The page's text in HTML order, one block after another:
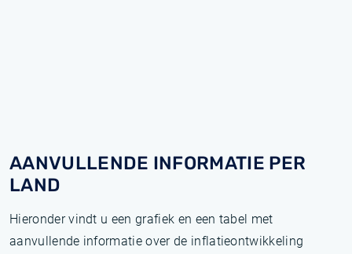
AANVULLENDE INFORMATIE PER
LAND
Hieronder vindt u een grafiek en een tabel met
aanvullende informatie over de inflatieontwikkeling